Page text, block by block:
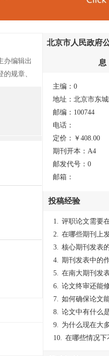
办编辑出
规章、
北京市人民政府
息
主编：0
地址：北京市东
邮编：100744
电话：
定价：￥408.00
期刊开本：A4
邮发代号：0
邮箱：
投稿经验
1. 评职论文需要在什
2. 在哪些期刊上发表论
3. 核心期刊发表
4. 期刊发表中的作者标
5. 在南大期刊发表论文：一场知
6. 论文终审还能
7. 如何确保论文能避免被
8. 论文中有什么
9. 为什么现在大多数论文会被评判为AI撰写？
10. 在哪些情况下